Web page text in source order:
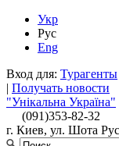
Укр
Рус
Eng
Вход для: Турагенты
| Получать новости
"Унікальна Україна"
(091)353-82-32
г. Киев, ул. Шота